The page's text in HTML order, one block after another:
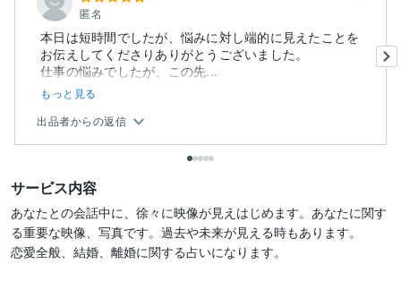
匿名
本日は短時間でしたが、悩みに対し端的に見えたことを
お伝えしてくださりありがとうございました。
仕事の悩みでしたが、この先...
もっと見る
出品者からの返信
サービス内容
あなたとの会話中に、徐々に映像が見えはじめます。あなたに関す
る重要な映像、写真です。過去や未来が見える時もあります。
恋愛全般、結婚、離婚に関する占いになります。